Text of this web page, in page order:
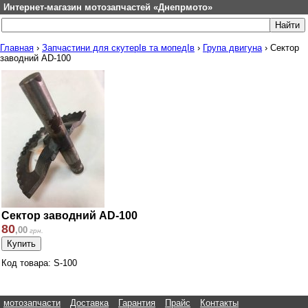
Интернет-магазин мотозапчастей «Днепрмото»
Главная › Запчастини для скутерІв та мопедІв › Група двигуна› Сектор
заводний AD-100
Сектор заводний AD-100
80,00 грн.
Код товара: S-100
мотозапчасти Доставка Гарантия Прайс
Контакты